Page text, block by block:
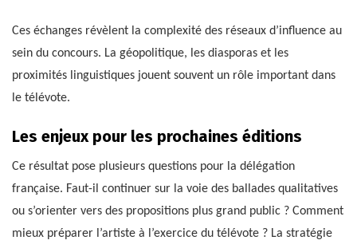
Ces échanges révèlent la complexité des réseaux d’influence au
sein du concours. La géopolitique, les diasporas et les
proximités linguistiques jouent souvent un rôle important dans
le télévote.
Les enjeux pour les prochaines éditions
Ce résultat pose plusieurs questions pour la délégation
française. Faut-il continuer sur la voie des ballades qualitatives
ou s’orienter vers des propositions plus grand public ? Comment
mieux préparer l’artiste à l’exercice du télévote ? La stratégie